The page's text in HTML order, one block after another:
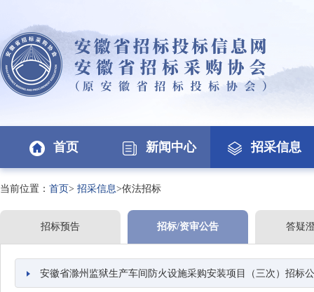
首页 新闻中心 招采信息
当前位置： 首页> 招采信息>依法招标
招标预告 招标/资审公告 答疑
安徽省滁州监狱生产车间防火设施采购安装项目（三次）招标